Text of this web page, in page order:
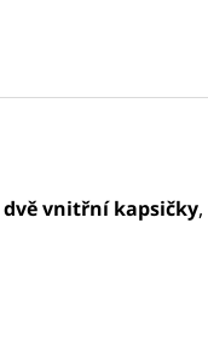
dvě vnitřní kapsičky,